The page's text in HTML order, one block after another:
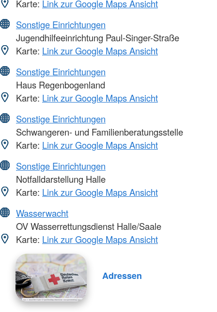
Karte: Link zur Google Maps Ansicht
Sonstige Einrichtungen
Jugendhilfeeinrichtung Paul-Singer-Straße
Karte: Link zur Google Maps Ansicht
Sonstige Einrichtungen
Haus Regenbogenland
Karte: Link zur Google Maps Ansicht
Sonstige Einrichtungen
Schwangeren- und Familienberatungsstelle
Karte: Link zur Google Maps Ansicht
Sonstige Einrichtungen
Notfalldarstellung Halle
Karte: Link zur Google Maps Ansicht
Wasserwacht
OV Wasserrettungsdienst Halle/Saale
Karte: Link zur Google Maps Ansicht
Adressen